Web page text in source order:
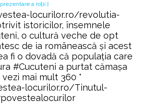
a roții }
locurilor.ro/revolutia-
istoricilor, însemnele
o cultură veche de opt
de ia românească şi acest
fi o dovadă că populaţia care
#Cucuteni a purtat cămaşa
mai mult 360 °
locurilor.ro/Tinutul-